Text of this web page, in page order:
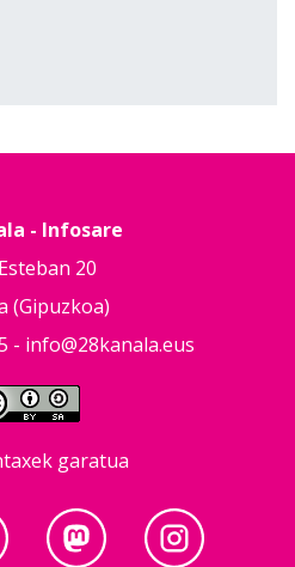
- Infosare
20
(Gipuzkoa)
- info@28kanala.eus
garatua